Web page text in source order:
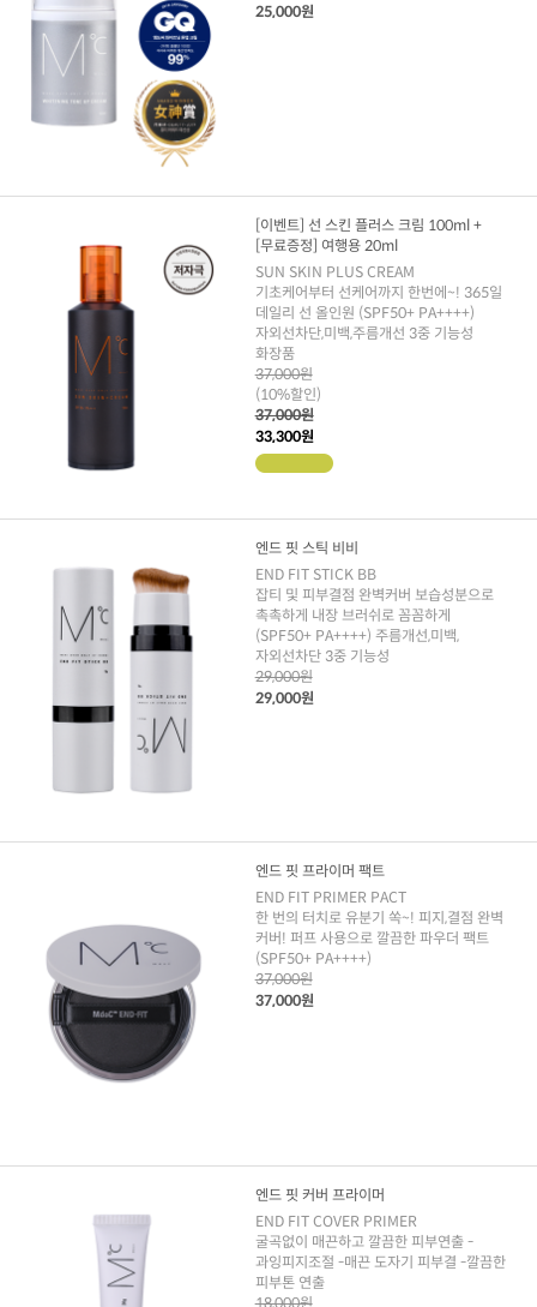
25,000원
[이벤트] 선 스킨 플러스 크림 100ml +
[무료증정] 여행용 20ml
SUN SKIN PLUS CREAM
기초케어부터 선케어까지 한번에~! 365일
데일리 선 올인원 (SPF50+ PA++++)
자외선차단,미백,주름개선 3중 기능성
화장품
37,000원
(10%할인)
37,000원
33,300원
엔드 핏 스틱 비비
END FIT STICK BB
잡티 및 피부결점 완벽커버 보습성분으로
촉촉하게 내장 브러쉬로 꼼꼼하게
(SPF50+ PA++++) 주름개선,미백,
자외선차단 3중 기능성
29,000원
29,000원
엔드 핏 프라이머 팩트
END FIT PRIMER PACT
한 번의 터치로 유분기 쏙~! 피지,결점 완벽
커버! 퍼프 사용으로 깔끔한 파우더 팩트
(SPF50+ PA++++)
37,000원
37,000원
엔드 핏 커버 프라이머
END FIT COVER PRIMER
굴곡없이 매끈하고 깔끔한 피부연출 -
과잉피지조절 -매끈 도자기 피부결 -깔끔한
피부톤 연출
18,000원